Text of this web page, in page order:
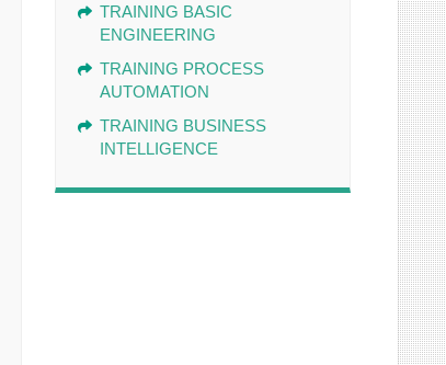
TRAINING BASIC
ENGINEERING
TRAINING PROCESS
AUTOMATION
TRAINING BUSINESS
INTELLIGENCE